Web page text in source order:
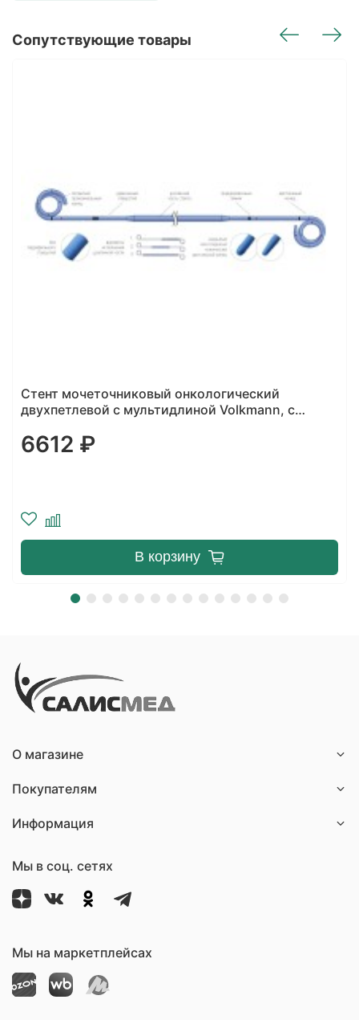
Сопутствующие товары
Полиуретановый двухпетлевой мочеточниковый
стент с простым толкателем, тип о/о
5500 ₽
Уведомить о поступлении
О магазине
Покупателям
Информация
Мы в соц. сетях
Мы на маркетплейсах